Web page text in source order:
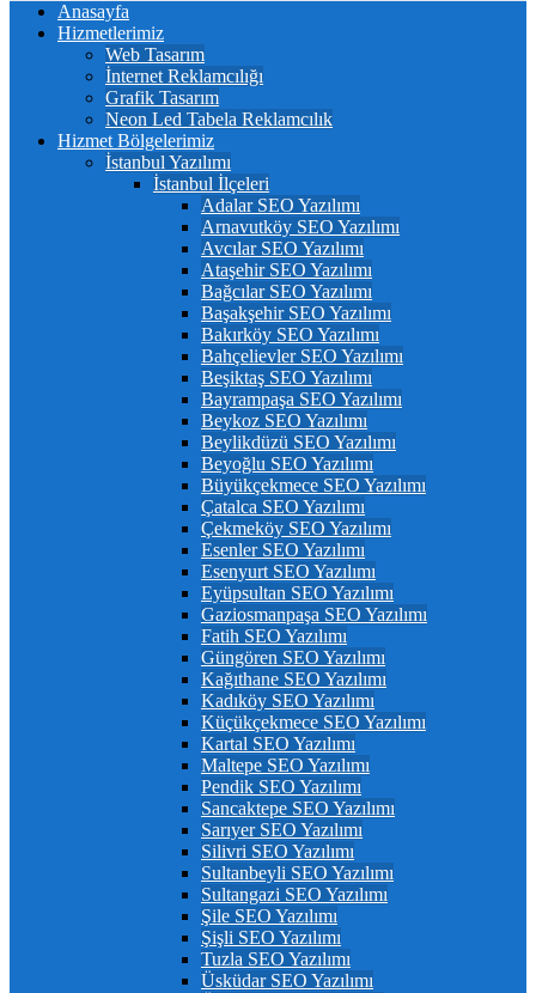
Anasayfa
Hizmetlerimiz
Web Tasarım
İnternet Reklamcılığı
Grafik Tasarım
Neon Led Tabela Reklamcılık
Hizmet Bölgelerimiz
İstanbul Yazılımı
İstanbul İlçeleri
Adalar SEO Yazılımı
Arnavutköy SEO Yazılımı
Avcılar SEO Yazılımı
Ataşehir SEO Yazılımı
Bağcılar SEO Yazılımı
Başakşehir SEO Yazılımı
Bakırköy SEO Yazılımı
Bahçelievler SEO Yazılımı
Beşiktaş SEO Yazılımı
Bayrampaşa SEO Yazılımı
Beykoz SEO Yazılımı
Beylikdüzü SEO Yazılımı
Beyoğlu SEO Yazılımı
Büyükçekmece SEO Yazılımı
Çatalca SEO Yazılımı
Çekmeköy SEO Yazılımı
Esenler SEO Yazılımı
Esenyurt SEO Yazılımı
Eyüpsultan SEO Yazılımı
Gaziosmanpaşa SEO Yazılımı
Fatih SEO Yazılımı
Güngören SEO Yazılımı
Kağıthane SEO Yazılımı
Kadıköy SEO Yazılımı
Küçükçekmece SEO Yazılımı
Kartal SEO Yazılımı
Maltepe SEO Yazılımı
Pendik SEO Yazılımı
Sancaktepe SEO Yazılımı
Sarıyer SEO Yazılımı
Silivri SEO Yazılımı
Sultanbeyli SEO Yazılımı
Sultangazi SEO Yazılımı
Şile SEO Yazılımı
Şişli SEO Yazılımı
Tuzla SEO Yazılımı
Üsküdar SEO Yazılımı